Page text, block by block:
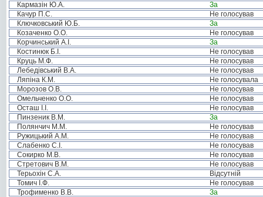
Кармазін Ю.А.
За
Качур П.С.
Не голосував
Ключковський Ю.Б.
За
Козаченко О.О.
Не голосував
Корчинський А.І.
За
Костинюк Б.І.
Не голосував
Круць М.Ф.
Не голосував
Лебедівський В.А.
Не голосував
Ляпіна К.М.
Не голосувала
Морозов О.В.
Не голосував
Омельченко О.О.
Не голосував
Осташ І.І.
Не голосував
Пинзеник В.М.
За
Полянчич М.М.
Не голосував
Ружицький А.М.
Не голосував
Слабенко С.І.
Не голосував
Сокирко М.В.
Не голосував
Стретович В.М.
Не голосував
Терьохін С.А.
Відсутній
Томич І.Ф.
Не голосував
Трофименко В.В.
За